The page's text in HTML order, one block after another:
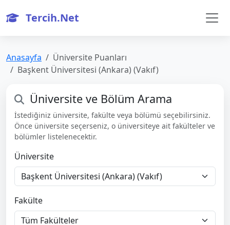
Tercih.Net
Anasayfa
Üniversite Puanları
Başkent Üniversitesi (Ankara) (Vakıf)
Üniversite ve Bölüm Arama
İstediğiniz üniversite, fakülte veya bölümü seçebilirsiniz.
Önce üniversite seçerseniz, o üniversiteye ait fakülteler ve
bölümler listelenecektir.
Üniversite
Fakülte